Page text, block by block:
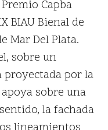
Capba
BIAU Bienal de
Mar Del Plata.
sobre un
proyectada por la
sobre una
la fachada